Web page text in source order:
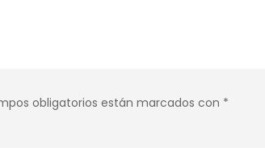
obligatorios están marcados con *